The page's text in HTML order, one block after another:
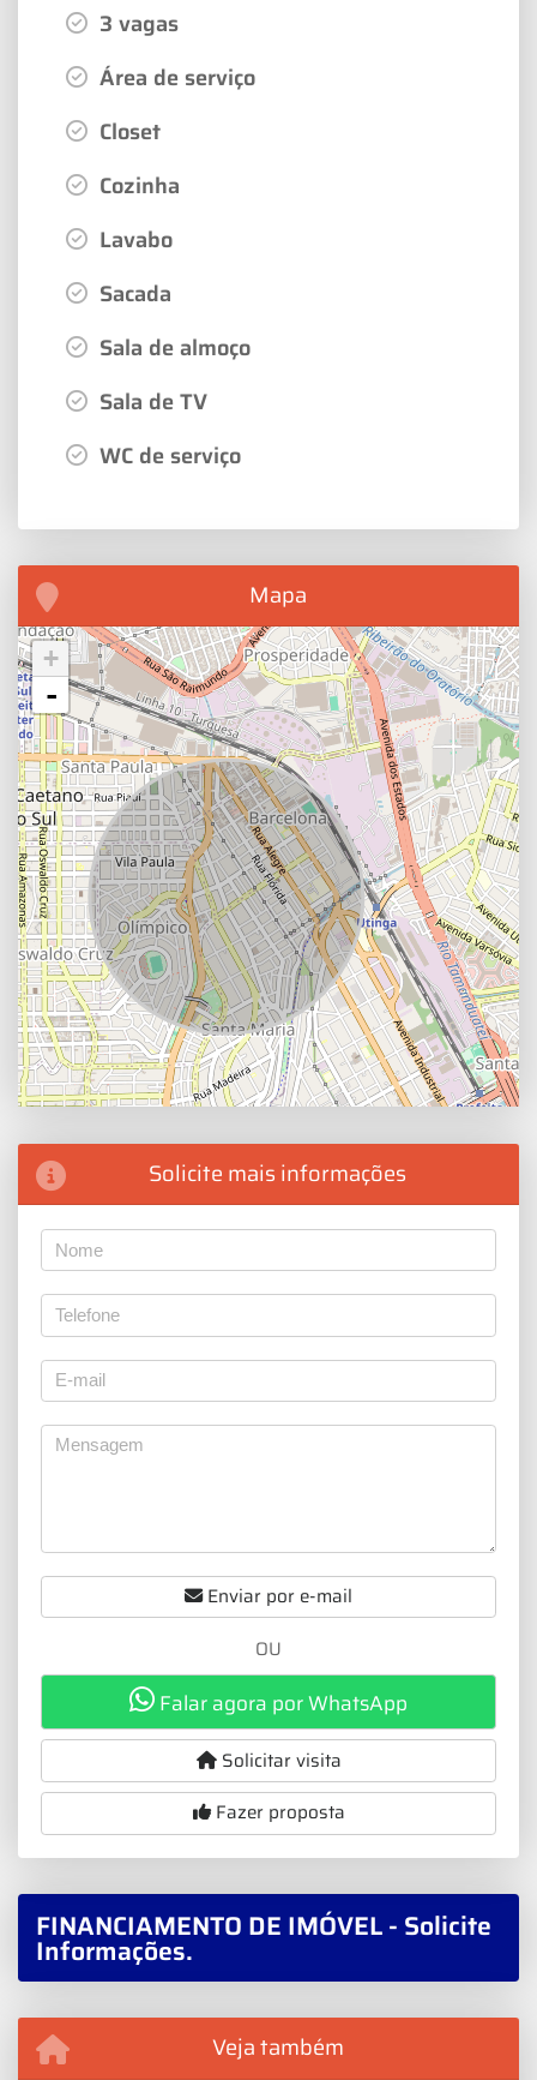
3 vagas
Área de serviço
Closet
Cozinha
Lavabo
Sacada
Sala de almoço
Sala de TV
WC de serviço
Mapa
+
-
Solicite mais informações
Enviar por e-mail
OU
Falar agora por WhatsApp
Solicitar visita
Fazer proposta
FINANCIAMENTO DE IMÓVEL - Solicite
Informações.
Veja também